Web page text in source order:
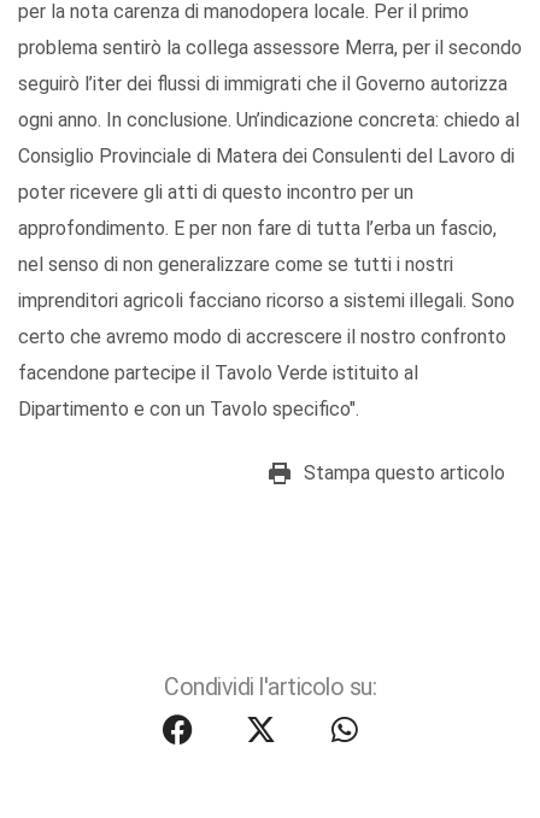
per la nota carenza di manodopera locale. Per il primo
problema sentirò la collega assessore Merra, per il secondo
seguirò l’iter dei flussi di immigrati che il Governo autorizza
ogni anno. In conclusione. Un’indicazione concreta: chiedo al
Consiglio Provinciale di Matera dei Consulenti del Lavoro di
poter ricevere gli atti di questo incontro per un
approfondimento. E per non fare di tutta l’erba un fascio,
nel senso di non generalizzare come se tutti i nostri
imprenditori agricoli facciano ricorso a sistemi illegali. Sono
certo che avremo modo di accrescere il nostro confronto
facendone partecipe il Tavolo Verde istituito al
Dipartimento e con un Tavolo specifico".
Stampa questo articolo
Condividi l'articolo su: